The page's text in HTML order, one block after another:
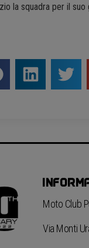
la squadra per il suo
Moto Club
Via Monti